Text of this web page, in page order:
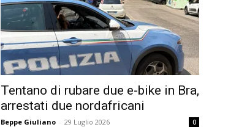
Tentano di rubare due e-bike in Bra,
arrestati due nordafricani
Beppe Giuliano - 29 Luglio 2026 0